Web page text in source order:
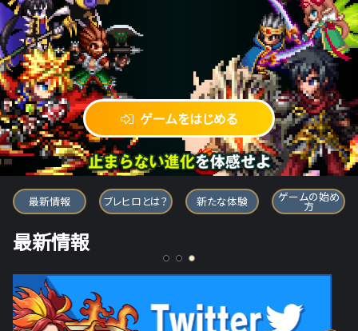
ゲームをはじめる
ブレイブ フロンティア ヒーローズ
最新情報 ブレヒロとは？ 新たな体験 ゲームの始め
方
最新情報